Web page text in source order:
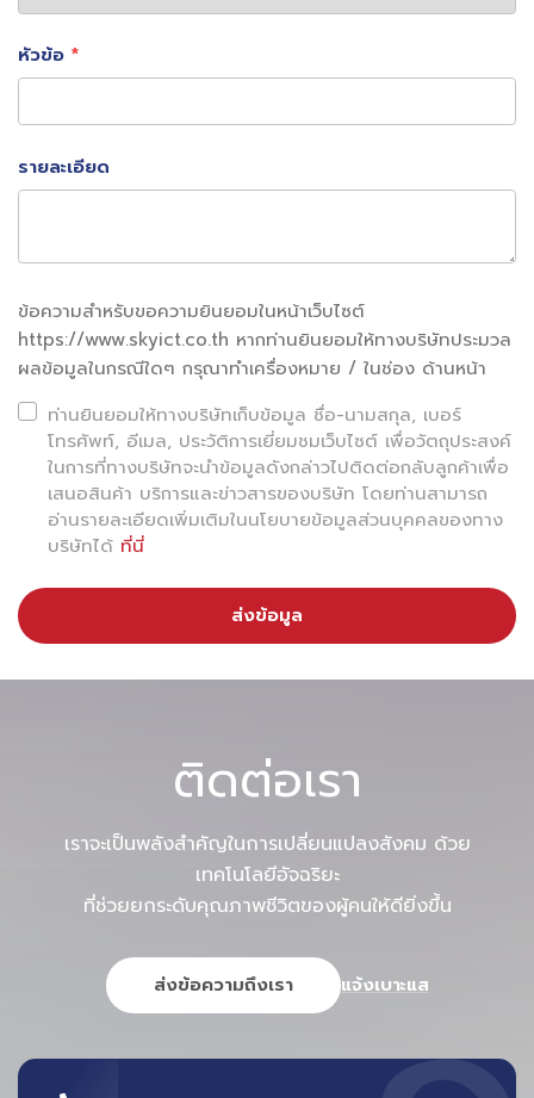
หัวข้อ
รายละเอียด
ข้อความสำหรับขอความยินยอมในหน้าเว็บไซต์
https://www.skyict.co.th หากท่านยินยอมให้ทางบริษัทประมวล
ผลข้อมูลในกรณีใดๆ กรุณาทำเครื่องหมาย / ในช่อง ด้านหน้า
ท่านยินยอมให้ทางบริษัทเก็บข้อมูล ชื่อ-นามสกุล, เบอร์
โทรศัพท์, อีเมล, ประวัติการเยี่ยมชมเว็บไซต์ เพื่อวัตถุประสงค์
ในการที่ทางบริษัทจะนำข้อมูลดังกล่าวไปติดต่อกลับลูกค้าเพื่อ
เสนอสินค้า บริการและข่าวสารของบริษัท โดยท่านสามารถ
อ่านรายละเอียดเพิ่มเติมในนโยบายข้อมูลส่วนบุคคลของทาง
บริษัทได้ ที่นี่
ส่งข้อมูล
ติดต่อเรา
เราจะเป็นพลังสำคัญในการเปลี่ยนแปลงสังคม ด้วย
เทคโนโลยีอัจฉริยะ
ที่ช่วยยกระดับคุณภาพชีวิตของผู้คนให้ดียิ่งขึ้น
ส่งข้อความถึงเรา แจ้งเบาะแส